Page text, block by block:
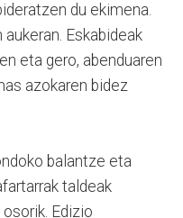
du ekimena.
Eskabideak
eta gero, abenduaren
azokaren bidez
balantze eta
taldeak
osorik. Edizio